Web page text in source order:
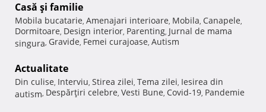
Casă şi familie
Mobila bucatarie, Amenajari interioare, Mobila, Canapele,
Dormitoare, Design interior, Parenting, Jurnal de mama
singura, Gravide, Femei curajoase, Autism
Actualitate
Din culise, Interviu, Stirea zilei, Tema zilei, Iesirea din
autism, Despărţiri celebre, Vesti Bune, Covid-19, Pandemie